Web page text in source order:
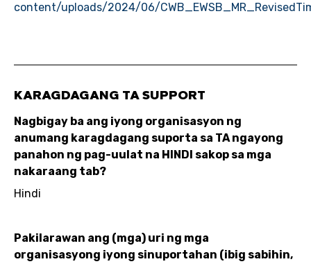
content/uploads/2024/06/
KARAGDAGANG TA SUPPORT
Nagbigay ba ang iyong organisasyon ng
anumang karagdagang suporta sa TA ngayong
panahon ng pag-uulat na HINDI sakop sa mga
nakaraang tab?
Hindi
Pakilarawan ang (mga) uri ng mga
organisasyong iyong sinuportahan (ibig sabihin,